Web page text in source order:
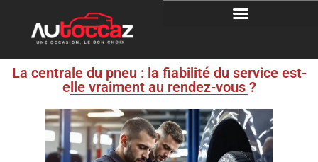
La centrale du pneu : la fiabilité du service est-
elle vraiment au rendez-vous ?